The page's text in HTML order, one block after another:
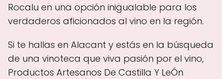
Rocalu en una opción inigualable para los
verdaderos aficionados al vino en la región.
Si te hallas en Alacant y estás en la búsqueda
de una vinoteca que viva pasión por el vino,
Productos Artesanos De Castilla Y LeÓn